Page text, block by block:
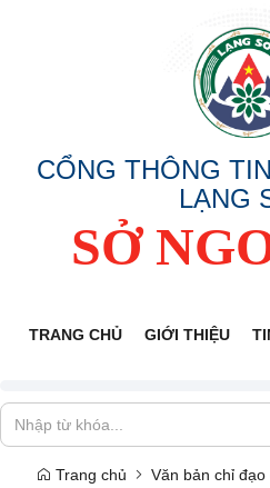
CỔNG THÔNG
LẠNG
SỞ
TRANG CHỦ GIỚI THIỆU
Trang chủ Văn bản chỉ đạo